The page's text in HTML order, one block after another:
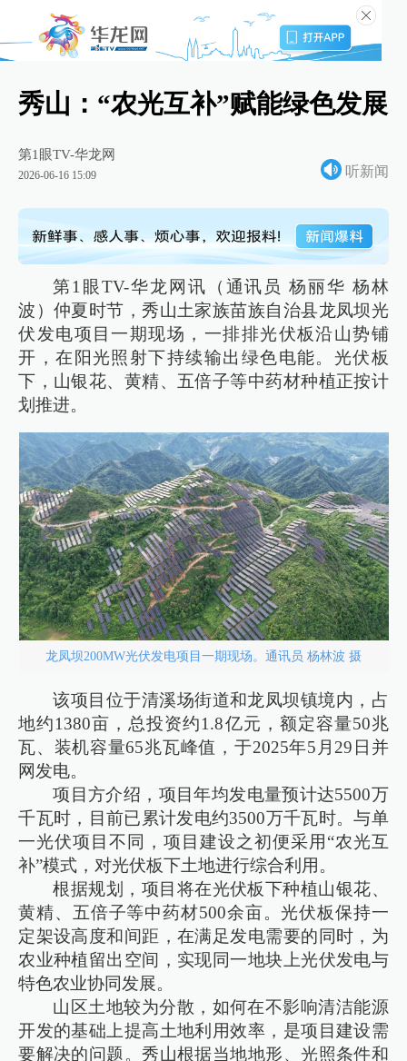
秀山：“农光互补”赋能绿色发展
第1眼TV-华龙网
2026-06-16 15:09 听新闻
第1眼TV-华龙网讯（通讯员 杨丽华 杨林
波）仲夏时节，秀山土家族苗族自治县龙凤坝光
伏发电项目一期现场，一排排光伏板沿山势铺
开，在阳光照射下持续输出绿色电能。光伏板
下，山银花、黄精、五倍子等中药材种植正按计
划推进。
龙凤坝200MW光伏发电项目一期现场。通讯员 杨林波 摄
该项目位于清溪场街道和龙凤坝镇境内，占
地约1380亩，总投资约1.8亿元，额定容量50兆
瓦、装机容量65兆瓦峰值，于2025年5月29日并
网发电。
项目方介绍，项目年均发电量预计达5500万
千瓦时，目前已累计发电约3500万千瓦时。与单
一光伏项目不同，项目建设之初便采用“农光互
补”模式，对光伏板下土地进行综合利用。
根据规划，项目将在光伏板下种植山银花、
黄精、五倍子等中药材500余亩。光伏板保持一
定架设高度和间距，在满足发电需要的同时，为
农业种植留出空间，实现同一地块上光伏发电与
特色农业协同发展。
山区土地较为分散，如何在不影响清洁能源
开发的基础上提高土地利用效率，是项目建设需
要解决的问题。秀山根据当地地形、光照条件和